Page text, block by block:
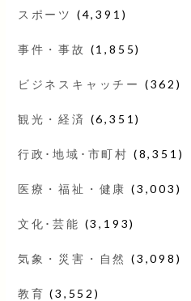
スポーツ (4,391)
事件・事故 (1,855)
ビジネスキャッチー (362)
観光・経済 (6,351)
行政･地域･市町村 (8,351)
医療・福祉・健康 (3,003)
文化･芸能 (3,193)
気象・災害・自然 (3,098)
教育 (3,552)